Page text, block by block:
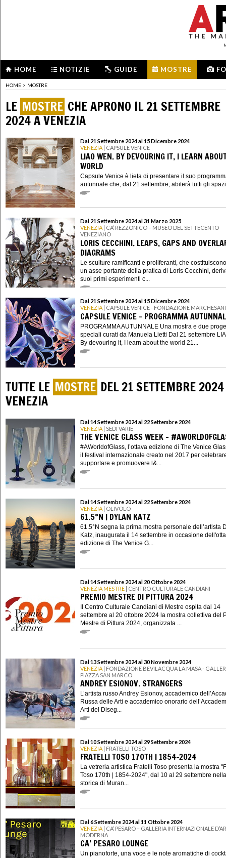
HOME NOTIZIE GUIDE MOSTRE
HOME > MOSTRE
LE MOSTRE CHE APRONO IL 21 SETTEMBRE
2024 A VENEZIA
Dal 21 Settembre 2024 al 15 Dicembre 2024
VENEZIA | CAPSULE VENICE
LIAO WEN. BY DEVOURING IT, I LEARN
WORLD
Capsule Venice è lieta di presentare il suo
autunnale che, dal 21 settembre, abiterà tutti gli
Dal 21 Settembre 2024 al 31 Marzo 2025
VENEZIA | CA’ REZZONICO – MUSEO DEL SETTECENTO
VENEZIANO
LORIS CECCHINI. LEAPS, GAPS AND
DIAGRAMS
Le sculture ramificanti e proliferanti, che
un asse portante della pratica di Loris Cecchini,
suoi primi esperimenti c...
Dal 21 Settembre 2024 al 15 Dicembre 2024
VENEZIA | CAPSULE VENICE - FONDAZIONE MARCHESANI
CAPSULE VENICE - PROGRAMMA
PROGRAMMA AUTUNNALE Una mostra e due
speciali curati da Manuela Lietti Dal 21 settembre
By devouring it, I learn about the world 21...
TUTTE LE MOSTRE DEL 21 SETTEMBRE
VENEZIA
Dal 14 Settembre 2024 al 22 Settembre 2024
VENEZIA | SEDI VARIE
THE VENICE GLASS WEEK -
#AWorldofGlass, l’ottava edizione di The Venice
il festival internazionale creato nel 2017 per
supportare e promuovere l&...
Dal 14 Settembre 2024 al 22 Settembre 2024
VENEZIA | OLIVOLO
61.5°N | DYLAN KATZ
61.5°N segna la prima mostra personale dell’artista
Katz, inaugurata il 14 settembre in occasione
edizione di The Venice G...
Dal 14 Settembre 2024 al 20 Ottobre 2024
VENEZIA MESTRE | CENTRO CULTURALE CANDIANI
PREMIO MESTRE DI PITTURA 2024
Il Centro Culturale Candiani di Mestre ospita dal 14
settembre al 20 ottobre 2024 la mostra collettiva del
Mestre di Pittura 2024, organizzata ...
Dal 13 Settembre 2024 al 30 Novembre 2024
VENEZIA | FONDAZIONE BEVILACQUA LA MASA -
PIAZZA SAN MARCO
ANDREY ESIONOV. STRANGERS
L’artista russo Andrey Esionov, accademico
Russa delle Arti e accademico onorario
Arti del Diseg...
Dal 10 Settembre 2024 al 29 Settembre 2024
VENEZIA | FRATELLI TOSO
FRATELLI TOSO 170TH | 1854-2024
La vetreria artistica Fratelli Toso presenta la mostra
Toso 170th | 1854-2024", dal 10 al 29 settembre
storica di Muran...
Dal 6 Settembre 2024 al 11 Ottobre 2024
VENEZIA | CA’ PESARO – GALLERIA INTERNAZIONALE
MODERNA
CA’ PESARO LOUNGE
Un pianoforte, una voce e le note aromatiche di